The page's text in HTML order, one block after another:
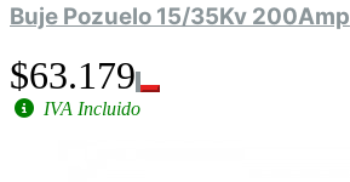
Buje Pozuelo 15/35Kv 200Amp
$63.179
IVA Incluido